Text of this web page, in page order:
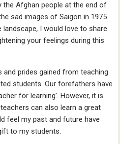
Afghan people at the end of
sad images of Saigon in 1975.
I would love to share
your feelings during this
prides gained from teaching
students. Our forefathers have
for learning’. However, it is
can also learn a great
feel my past and future have
to my students.